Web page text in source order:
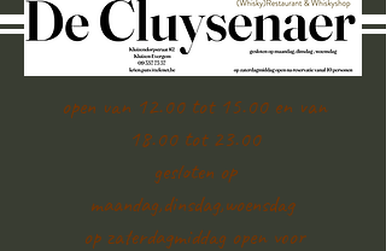
open van 12.00 tot 15.00 en van
18.00 tot 23.00
gesloten op
maandag,dinsdag,woensdag
op zaterdagmiddag open voor